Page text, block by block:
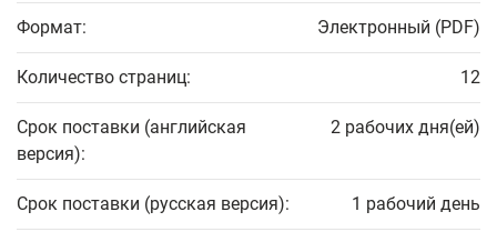
Формат: Электронный (PDF)
Количество страниц: 12
Срок поставки (английская
версия):
2 рабочих дня(ей)
Срок поставки (русская версия): 1 рабочий день